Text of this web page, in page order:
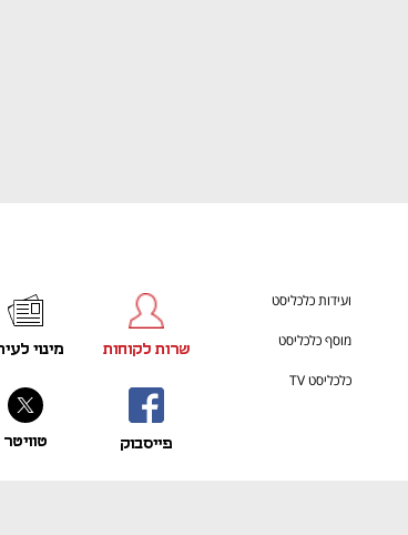
ועידות כלכליסט
מוסף כלכליסט
כלכליסט TV
פייסבוק
שרות לקוחות
טוויטר
מינוי